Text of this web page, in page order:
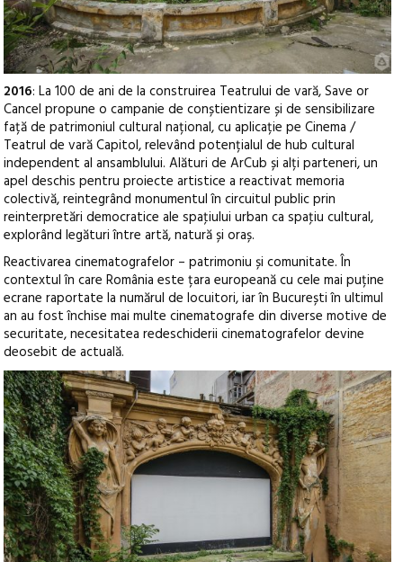
2016: La 100 de ani de la construirea Teatrului de vară, Save or
Cancel propune o campanie de conștientizare și de sensibilizare
față de patrimoniul cultural național, cu aplicație pe Cinema /
Teatrul de vară Capitol, relevând potențialul de hub cultural
independent al ansamblului. Alături de ArCub și alți parteneri, un
apel deschis pentru proiecte artistice a reactivat memoria
colectivă, reintegrând monumentul în circuitul public prin
reinterpretări democratice ale spaţiului urban ca spaţiu cultural,
explorând legături între artă, natură și oraș.
Reactivarea cinematografelor – patrimoniu și comunitate. În
contextul în care România este țara europeană cu cele mai puține
ecrane raportate la numărul de locuitori, iar în București în ultimul
an au fost închise mai multe cinematografe din diverse motive de
securitate, necesitatea redeschiderii cinematografelor devine
deosebit de actuală.